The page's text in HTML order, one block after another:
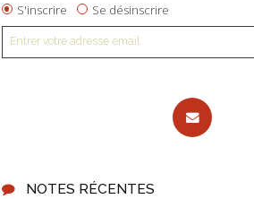
S'inscrire Se désinscrire
NOTES RÉCENTES